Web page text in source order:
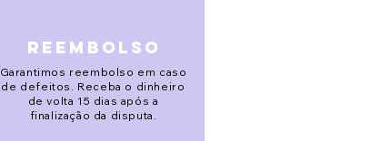
reembolso
Garantimos reembolso em caso
de defeitos. Receba o dinheiro
de volta 15 dias após a
finalização da disputa.